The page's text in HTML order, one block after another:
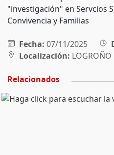
"investigación" en Servcios
Convivencia y Familias
Fecha: 07/11/2025
Localización: LOGROÑO
Relacionados